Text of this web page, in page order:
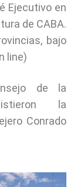
Ejecutivo en
de CABA.
bajo
line)
de la
la
Conrado